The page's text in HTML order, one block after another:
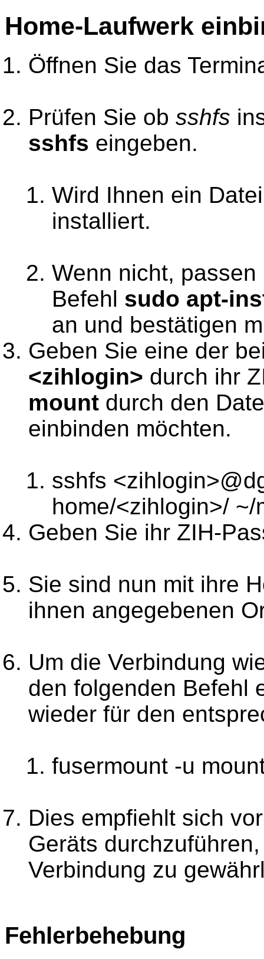
Home-Laufwerk
Öffnen Sie das
Prüfen Sie ob sshfs
sshfs eingeben.
Wird Ihnen ein
installiert.
Wenn nicht,
Befehl sudo apt-
an und bestätigen
Geben Sie eine der
<zihlogin> durch ihr
mount durch den
einbinden möchten.
sshfs
home/<zihlogin>/ ~/
Geben Sie ihr ZIH-
Sie sind nun mit ihre
ihnen angegebenen
Um die Verbindung
den folgenden Befehl
wieder für den
fusermount -u
Dies empfiehlt sich
Geräts
Verbindung zu
Fehlerbehebung